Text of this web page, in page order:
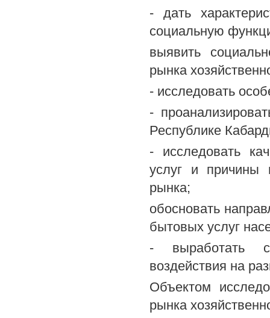
- дать
социальную
выявить
рынка
- исследовать
-
Республике
- исследовать
услуг и причины
рынка;
обосновать
бытовых услуг
- выработать
воздействия на
Объектом
рынка